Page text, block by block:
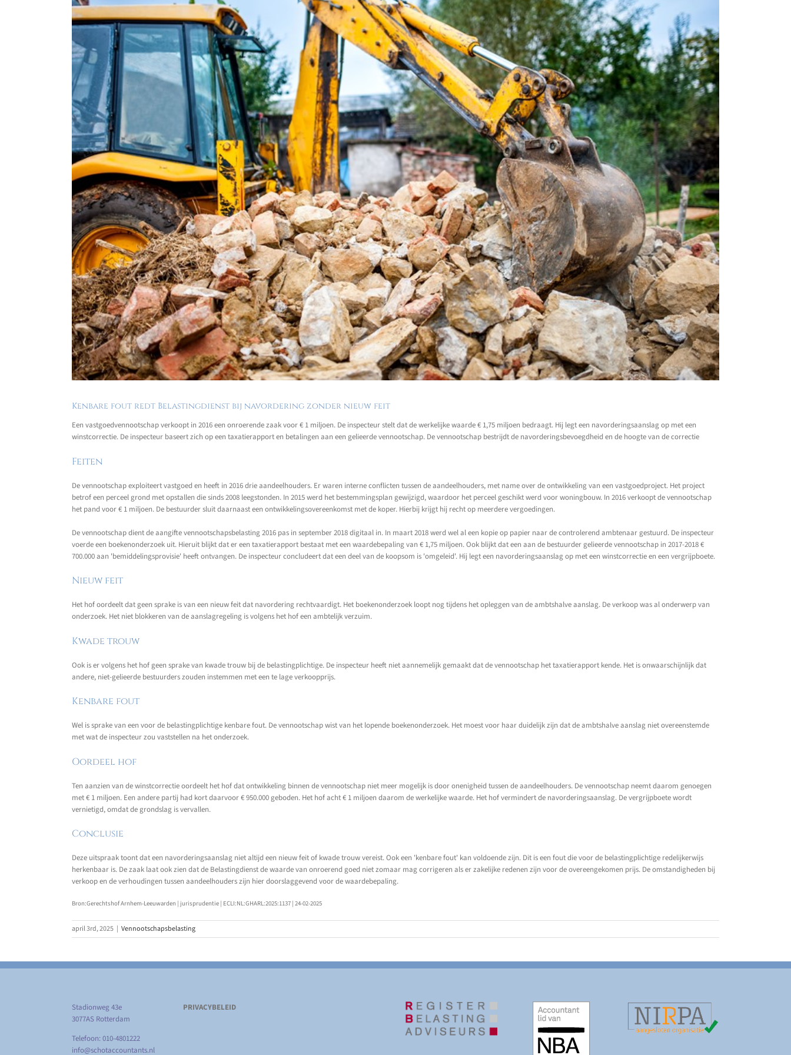
Kenbare fout redt Belastingdienst bij navordering zonder nieuw feit
Een vastgoedvennootschap verkoopt in 2016 een onroerende zaak voor € 1 miljoen. De inspecteur stelt dat de werkelijke waarde € 1,75 miljoen bedraagt. Hij legt een navorderingsaanslag op met een
winstcorrectie. De inspecteur baseert zich op een taxatierapport en betalingen aan een gelieerde vennootschap. De vennootschap bestrijdt de navorderingsbevoegdheid en de hoogte van de correctie
Feiten
De vennootschap exploiteert vastgoed en heeft in 2016 drie aandeelhouders. Er waren interne conflicten tussen de aandeelhouders, met name over de ontwikkeling van een vastgoedproject. Het project
betrof een perceel grond met opstallen die sinds 2008 leegstonden. In 2015 werd het bestemmingsplan gewijzigd, waardoor het perceel geschikt werd voor woningbouw. In 2016 verkoopt de vennootschap
het pand voor € 1 miljoen. De bestuurder sluit daarnaast een ontwikkelingsovereenkomst met de koper. Hierbij krijgt hij recht op meerdere vergoedingen.
De vennootschap dient de aangifte vennootschapsbelasting 2016 pas in september 2018 digitaal in. In maart 2018 werd wel al een kopie op papier naar de controlerend ambtenaar gestuurd. De inspecteur
voerde een boekenonderzoek uit. Hieruit blijkt dat er een taxatierapport bestaat met een waardebepaling van € 1,75 miljoen. Ook blijkt dat een aan de bestuurder gelieerde vennootschap in 2017-2018 €
700.000 aan 'bemiddelingsprovisie' heeft ontvangen. De inspecteur concludeert dat een deel van de koopsom is 'omgeleid'. Hij legt een navorderingsaanslag op met een winstcorrectie en een vergrijpboete.
Nieuw feit
Het hof oordeelt dat geen sprake is van een nieuw feit dat navordering rechtvaardigt. Het boekenonderzoek loopt nog tijdens het opleggen van de ambtshalve aanslag. De verkoop was al onderwerp van
onderzoek. Het niet blokkeren van de aanslagregeling is volgens het hof een ambtelijk verzuim.
Kwade trouw
Ook is er volgens het hof geen sprake van kwade trouw bij de belastingplichtige. De inspecteur heeft niet aannemelijk gemaakt dat de vennootschap het taxatierapport kende. Het is onwaarschijnlijk dat
andere, niet-gelieerde bestuurders zouden instemmen met een te lage verkoopprijs.
Kenbare fout
Wel is sprake van een voor de belastingplichtige kenbare fout. De vennootschap wist van het lopende boekenonderzoek. Het moest voor haar duidelijk zijn dat de ambtshalve aanslag niet overeenstemde
met wat de inspecteur zou vaststellen na het onderzoek.
Oordeel hof
Ten aanzien van de winstcorrectie oordeelt het hof dat ontwikkeling binnen de vennootschap niet meer mogelijk is door onenigheid tussen de aandeelhouders. De vennootschap neemt daarom genoegen
met € 1 miljoen. Een andere partij had kort daarvoor € 950.000 geboden. Het hof acht € 1 miljoen daarom de werkelijke waarde. Het hof vermindert de navorderingsaanslag. De vergrijpboete wordt
vernietigd, omdat de grondslag is vervallen.
Conclusie
Deze uitspraak toont dat een navorderingsaanslag niet altijd een nieuw feit of kwade trouw vereist. Ook een 'kenbare fout' kan voldoende zijn. Dit is een fout die voor de belastingplichtige redelijkerwijs
herkenbaar is. De zaak laat ook zien dat de Belastingdienst de waarde van onroerend goed niet zomaar mag corrigeren als er zakelijke redenen zijn voor de overeengekomen prijs. De omstandigheden bij
verkoop en de verhoudingen tussen aandeelhouders zijn hier doorslaggevend voor de waardebepaling.
Bron:Gerechtshof Arnhem-Leeuwarden | jurisprudentie | ECLI:NL:GHARL:2025:1137 | 24-02-2025
april 3rd, 2025 | Vennootschapsbelasting
Stadionweg 43e
3077AS Rotterdam
Telefoon: 010-4801222
info@schotaccountants.nl
PRIVACYBELEID